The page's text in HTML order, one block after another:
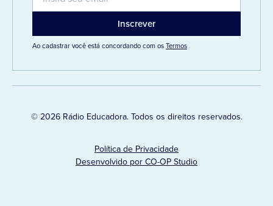
Ao cadastrar você está concordando com osTermos
© 2026 Rádio Educadora. Todos os direitos reservados.
Política de Privacidade
Desenvolvido por CO-OP Studio